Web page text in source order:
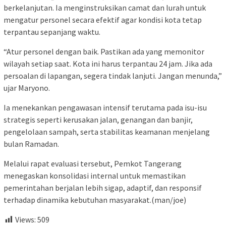
berkelanjutan. Ia menginstruksikan camat dan lurah untuk
mengatur personel secara efektif agar kondisi kota tetap
terpantau sepanjang waktu.
“Atur personel dengan baik. Pastikan ada yang memonitor
wilayah setiap saat. Kota ini harus terpantau 24 jam. Jika ada
persoalan di lapangan, segera tindak lanjuti. Jangan menunda,”
ujar Maryono.
Ia menekankan pengawasan intensif terutama pada isu-isu
strategis seperti kerusakan jalan, genangan dan banjir,
pengelolaan sampah, serta stabilitas keamanan menjelang
bulan Ramadan.
Melalui rapat evaluasi tersebut, Pemkot Tangerang
menegaskan konsolidasi internal untuk memastikan
pemerintahan berjalan lebih sigap, adaptif, dan responsif
terhadap dinamika kebutuhan masyarakat.(man/joe)
Views: 509